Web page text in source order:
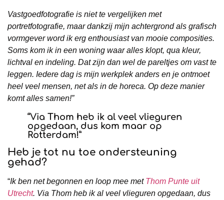
Vastgoedfotografie is niet te vergelijken met
portretfotografie, maar dankzij mijn achtergrond als grafisch
vormgever word ik erg enthousiast van mooie composities.
Soms kom ik in een woning waar alles klopt, qua kleur,
lichtval en indeling. Dat zijn dan wel de pareltjes om vast te
leggen. Iedere dag is mijn werkplek anders en je ontmoet
heel veel mensen, net als in de horeca. Op deze manier
komt alles samen!”
“Via Thom heb ik al veel vlieguren
opgedaan, dus kom maar op
Rotterdam!”
Heb je tot nu toe ondersteuning
gehad?
“Ik ben net begonnen en loop mee met Thom Punte uit
Utrecht. Via Thom heb ik al veel vlieguren opgedaan, dus